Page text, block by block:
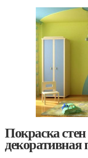
Покраска
декоративная